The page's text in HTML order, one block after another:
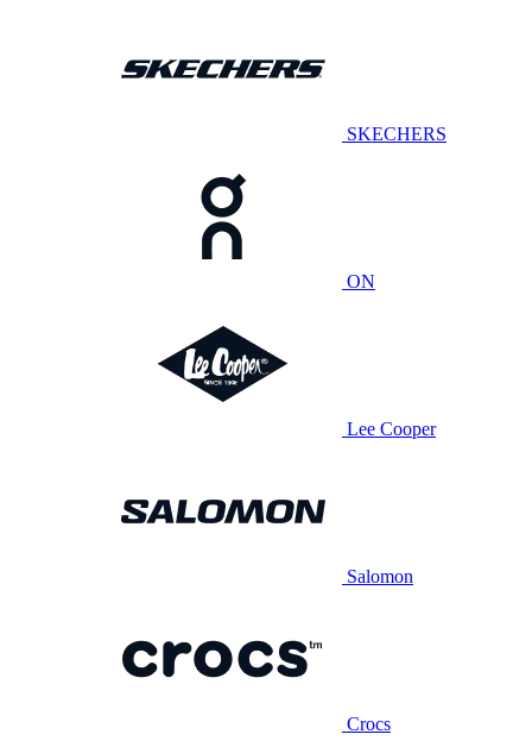
SKECHERS
ON
Lee Cooper
Salomon
Crocs